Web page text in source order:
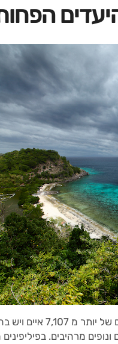
הפיליפינים , היהלום
מרהיבים.